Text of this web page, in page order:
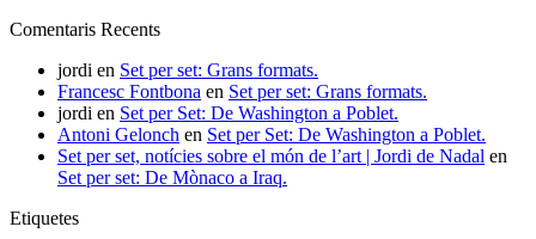
Comentaris Recents
jordi en Set per set: Grans formats.
Francesc Fontbona en Set per set: Grans formats.
jordi en Set per Set: De Washington a Poblet.
Antoni Gelonch en Set per Set: De Washington a Poblet.
Set per set, notícies sobre el món de l’art | Jordi de Nadal en
Set per set: De Mònaco a Iraq.
Etiquetes